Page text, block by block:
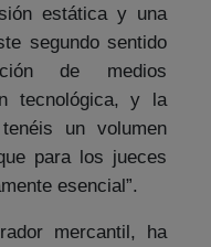
estática y una
segundo sentido
de medios
tecnológica, y la
un volumen
para los jueces
esencial”.
mercantil, ha